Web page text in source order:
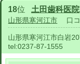
18位 土田歯科医院
山形県寒河江市 口コ
山形県寒河江市白岩
tel:0237-87-1555